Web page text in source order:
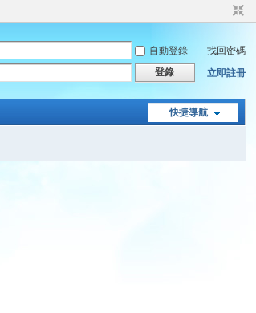
自動登錄
找回密碼
登錄 立即註冊
快捷導航